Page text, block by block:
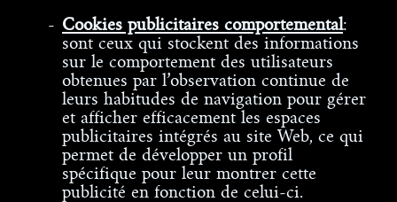
Cookies publicitaires comportemental:
sont ceux qui stockent des informations
sur le comportement des utilisateurs
obtenues par l’observation continue de
leurs habitudes de navigation pour gérer
et afficher efficacement les espaces
publicitaires intégrés au site Web, ce qui
permet de développer un profil
spécifique pour leur montrer cette
publicité en fonction de celui-ci.